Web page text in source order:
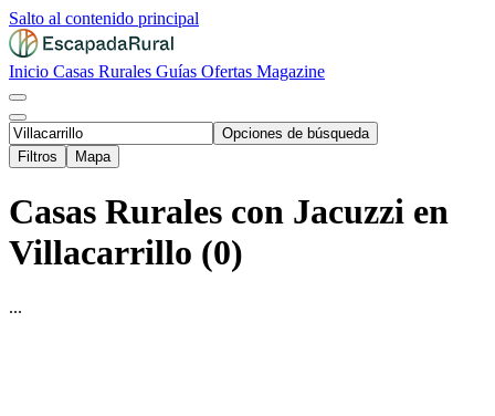
Salto al contenido principal
Inicio Casas Rurales Guías Ofertas Magazine
Opciones de búsqueda
Filtros
Mapa
Casas Rurales con Jacuzzi en
Villacarrillo (0)
...